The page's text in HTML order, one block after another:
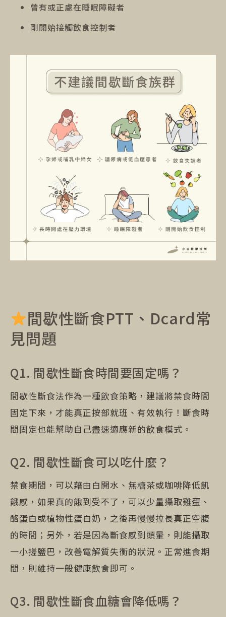
曾有或正處在睡眠障礙者
剛開始接觸飲食控制者
間歇性斷食PTT、Dcard常
見問題
Q1. 間歇性斷食時間要固定嗎？
間歇性斷食法作為一種飲食策略，建議將禁食時間
固定下來，才能真正按部就班、有效執行！斷食時
間固定也能幫助自己盡速適應新的飲食模式。
Q2. 間歇性斷食可以吃什麼？
禁食期間，可以藉由白開水、無糖茶或咖啡降低飢
餓感，如果真的餓到受不了，可以少量攝取雞蛋、
酪蛋白或植物性蛋白奶，之後再慢慢拉長真正空腹
的時間；另外，若是因為斷食感到頭暈，則能攝取
一小搓鹽巴，改善電解質失衡的狀況。正常進食期
間，則維持一般健康飲食即可。
Q3. 間歇性斷食血糖會降低嗎？